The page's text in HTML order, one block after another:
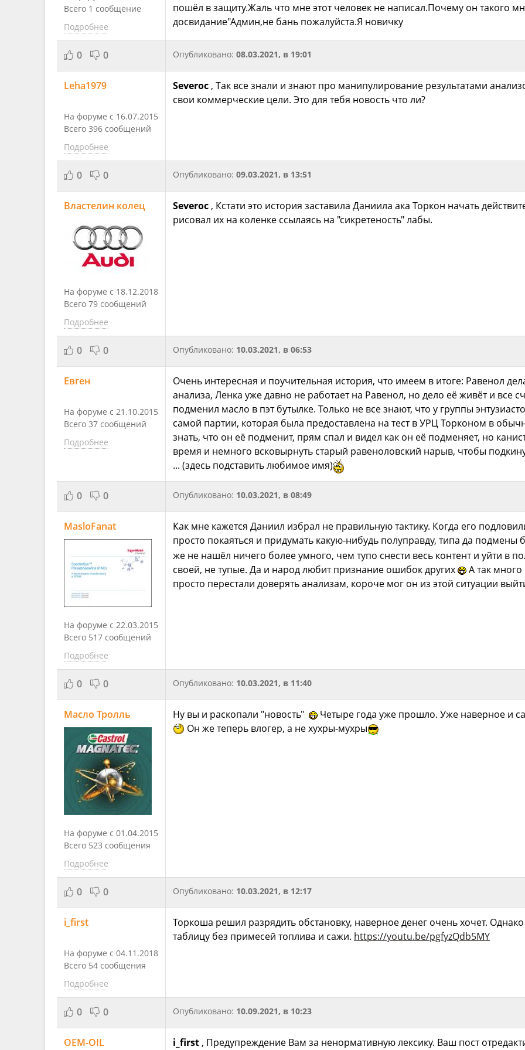
Всего 1 сообщение
Подробнее
пошёл в защиту.Жаль что мне этот человек не написал.Почему он такого
досвидание"Админ,не бань пожалуйста.Я новичку
0 0 Опубликовано: 08.03.2021, в 19:01
Leha1979
На форуме с 16.07.2015
Всего 396 сообщений
Подробнее
Severoc , Так все знали и знают про манипулирование результатами
свои коммерческие цели. Это для тебя новость что ли?
0 0 Опубликовано: 09.03.2021, в 13:51
Властелин колец
На форуме с 18.12.2018
Всего 79 сообщений
Подробнее
Severoc , Кстати это история заставила Даниила ака Торкон начать
рисовал их на коленке ссылаясь на "сикретеность" лабы.
0 0 Опубликовано: 10.03.2021, в 06:53
Евген
На форуме с 21.10.2015
Всего 37 сообщений
Подробнее
Очень интересная и поучительная история, что имеем в итоге: Равенол
анализа, Ленка уже давно не работает на Равенол, но дело её живёт и все
подменил масло в пэт бутылке. Только не все знают, что у группы
самой партии, которая была предоставлена на тест в УРЦ Торконом в
знать, что он её подменит, прям спал и видел как он её подменяет, но
время и немного всковырнуть старый равеноловский нарыв, чтобы
... (здесь подставить любимое имя)
0 0 Опубликовано: 10.03.2021, в 08:49
MasloFanat
На форуме с 22.03.2015
Всего 517 сообщений
Подробнее
Как мне кажется Даниил избрал не правильную тактику. Когда его
просто покаяться и придумать какую-нибудь полуправду, типа да подмены
же не нашёл ничего более умного, чем тупо снести весь контент и уйти в
своей, не тупые. Да и народ любит признание ошибок других
А так
просто перестали доверять анализам, короче мог он из этой ситуации
0 0 Опубликовано: 10.03.2021, в 11:40
Масло Тролль
На форуме с 01.04.2015
Всего 523 сообщения
Подробнее
Ну вы и раскопали "новость"
Четыре года уже прошло. Уже наверное и
Он же теперь влогер, а не хухры-мухры
0 0 Опубликовано: 10.03.2021, в 12:17
i_first
На форуме с 04.11.2018
Всего 54 сообщения
Подробнее
Торкоша решил разрядить обстановку, наверное денег очень хочет.
таблицу без примесей топлива и сажи. https://youtu.be/pgfyzQdb5MY
0 0 Опубликовано: 10.09.2021, в 10:23
OEM-OIL i_first , Предупреждение Вам за ненормативную лексику. Ваш пост